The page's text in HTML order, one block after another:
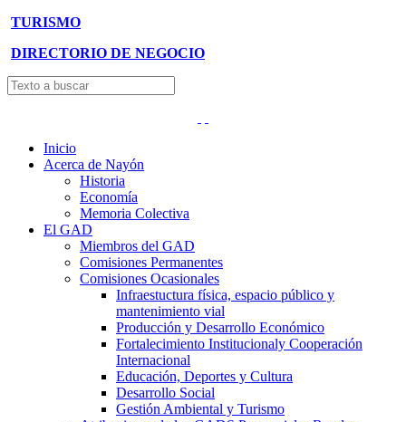
TURISMO
DIRECTORIO DE NEGOCIO
Inicio
Acerca de Nayón
Historia
Economía
Memoria Colectiva
El GAD
Miembros del GAD
Comisiones Permanentes
Comisiones Ocasionales
Infraestuctura física, espacio público y
mantenimiento vial
Producción y Desarrollo Económico
Fortalecimiento Institucionaly Cooperación
Internacional
Educación, Deportes y Cultura
Desarrollo Social
Gestión Ambiental y Turismo